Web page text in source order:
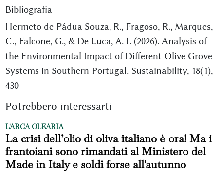
Bibliografia
Hermeto de Pádua Souza, R., Fragoso, R., Marques,
C., Falcone, G., & De Luca, A. I. (2026). Analysis of
the Environmental Impact of Different Olive Grove
Systems in Southern Portugal. Sustainability, 18(1),
430
Potrebbero interessarti
L'ARCA OLEARIA
La crisi dell’olio di oliva italiano è ora! Ma i
frantoiani sono rimandati al Ministero del
Made in Italy e soldi forse all'autunno